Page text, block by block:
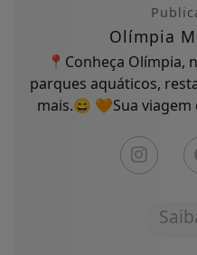
Olímpia
📍Conheça Olímpia,
parques aquáticos,
mais.😄 🧡Sua